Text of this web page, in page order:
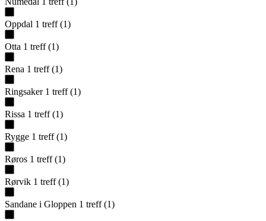
Oppdal 1 treff (1)
Otta 1 treff (1)
Rena 1 treff (1)
Ringsaker 1 treff (1)
Rissa 1 treff (1)
Rygge 1 treff (1)
Røros 1 treff (1)
Rørvik 1 treff (1)
Sandane i Gloppen 1 treff (1)